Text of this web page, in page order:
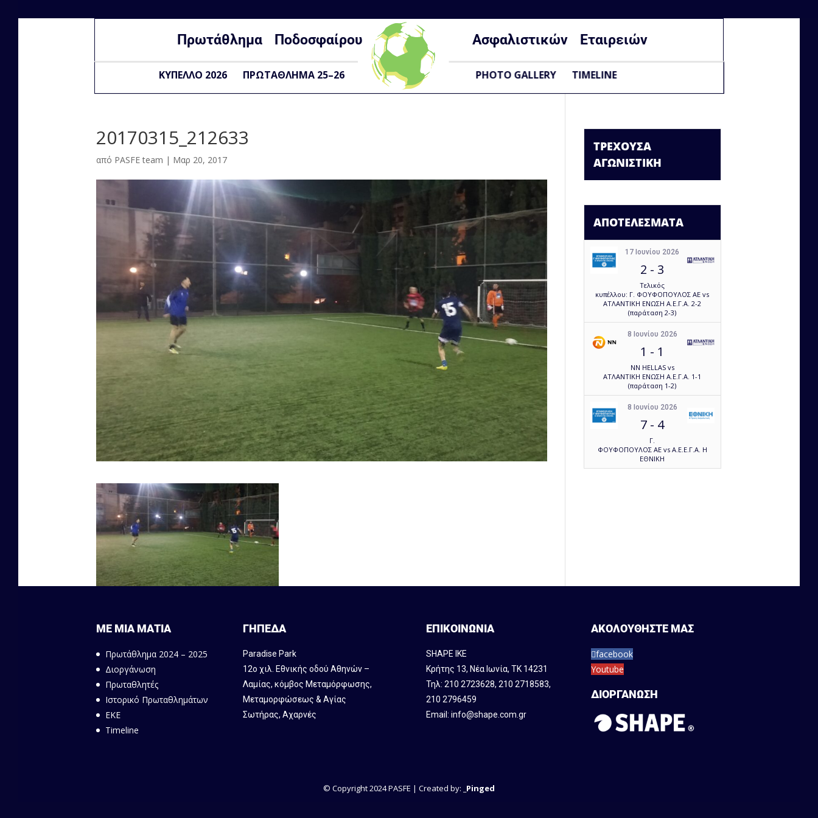
Πρωτάθλημα Ποδοσφαίρου Ασφαλιστικών Εταιρειών
ΚΥΠΕΛΛΟ 2026 ΠΡΩΤΑΘΛΗΜΑ 25–26 PHOTO GALLERY TIMELINE
20170315_212633
από PASFE team | Μαρ 20, 2017
ΤΡΕΧΟΥΣΑ
ΑΓΩΝΙΣΤΙΚΗ
ΑΠΟΤΕΛΕΣΜΑΤΑ
17 Ιουνίου 2026
2 - 3
Τελικός
κυπέλλου: Γ. ΦΟΥΦΟΠΟΥΛΟΣ ΑΕ vs
ΑΤΛΑΝΤΙΚΗ ΕΝΩΣΗ Α.Ε.Γ.Α. 2-2
(παράταση 2-3)
8 Ιουνίου 2026
1 - 1
NN HELLAS vs
ΑΤΛΑΝΤΙΚΗ ΕΝΩΣΗ Α.Ε.Γ.Α. 1-1
(παράταση 1-2)
8 Ιουνίου 2026
7 - 4
Γ.
ΦΟΥΦΟΠΟΥΛΟΣ ΑΕ vs Α.Ε.Ε.Γ.Α. Η
ΕΘΝΙΚΗ
ΜΕ ΜΙΑ ΜΑΤΙΑ
Πρωτάθλημα 2024 – 2025
Διοργάνωση
Πρωταθλητές
Ιστορικό Πρωταθλημάτων
ΕΚΕ
Timeline
ΓΗΠΕΔΑ
Paradise Park
12ο χιλ. Εθνικής οδού Αθηνών –
Λαμίας, κόμβος Mεταμόρφωσης,
Μεταμορφώσεως & Αγίας
Σωτήρας, Αχαρνές
ΕΠΙΚΟΙΝΩΝΙΑ
SHAPE IKE
Κρήτης 13, Νέα Ιωνία, ΤΚ 14231
Τηλ:210 2723628,210 2718583,
210 2796459
Email:info@shape.com.gr
ΑΚΟΛΟΥΘΗΣΤΕ ΜΑΣ
facebook
Youtube
ΔΙΟΡΓΑΝΩΣΗ
© Copyright 2024 PASFE | Created by: _Pinged